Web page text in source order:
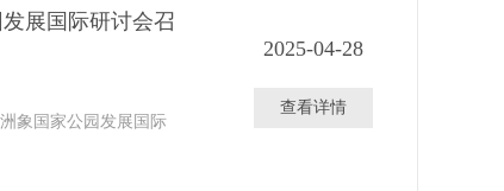
统发育关系仍有待解
亟需深入研究。最后，
整合野外调查、基因
及多样性形成机制。
展国际研讨会召
象国家公园发展国际
2025-04-28
查看详情